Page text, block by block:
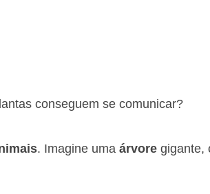
conseguem se comunicar?
. Imagine uma árvore gigante,